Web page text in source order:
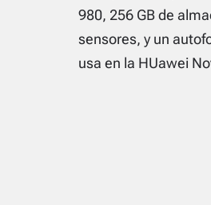
980, 256 GB de
sensores, y un
usa en la HUawei